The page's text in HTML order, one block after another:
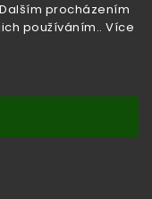
procházením
používáním.. Více